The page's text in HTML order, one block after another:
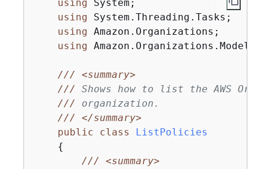
using System;
using System.Threading.Tasks;
using Amazon.Organizations;
using Amazon.Organizations.Model;
///
<summary>
/// Shows how to list the AWS
/// organization.
///
</summary>
public
class
ListPolicies
{
///
<summary>